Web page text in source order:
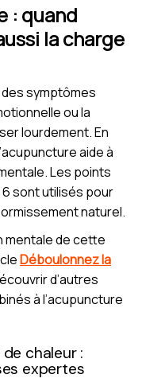
: quand
la charge
symptômes
ou la
lourdement. En
aide à
Les points
sont utilisés pour
naturel.
mentale de cette
Déboulonnez la
d’autres
à l’acupuncture
chaleur :
expertes